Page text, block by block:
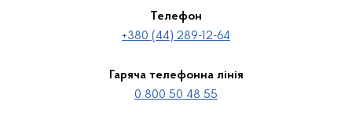
Телефон
+380 (44) 289-12-64
Гаряча телефонна лінія
0 800 50 48 55